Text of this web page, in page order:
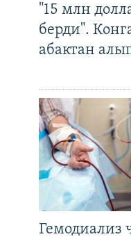
"15 млн
берди".
абактан
Гемодиализ